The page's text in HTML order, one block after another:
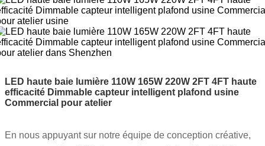
LED haute baie lumière 110W 165W 220W 2FT 4FT haute
efficacité Dimmable capteur intelligent plafond usine
Commercial pour atelier
En nous appuyant sur notre équipe de conception créative,